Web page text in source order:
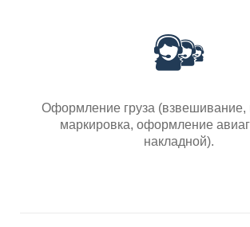
Оформление груза (взвешивание,
маркировка, оформление
накладной).